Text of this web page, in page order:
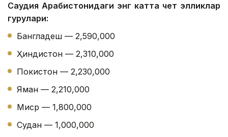
Саудия Арабистонидаги энг катта чет элликлар
гуруҳлари:
Бангладеш — 2,590,000
Ҳиндистон — 2,310,000
Покистон — 2,230,000
Яман — 2,210,000
Миср — 1,800,000
Судан — 1,000,000